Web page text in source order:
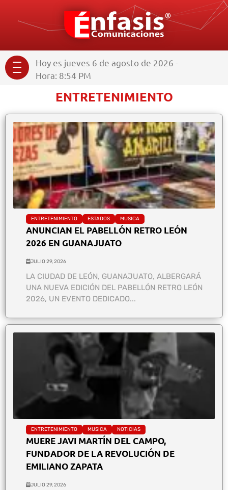
Hoy es jueves 6 de agosto de 2026 -
Hora: 8:54 PM
ENTRETENIMIENTO
ENTRETENIMIENTO ESTADOS MUSICA
ANUNCIAN EL PABELLÓN RETRO LEÓN
2026 EN GUANAJUATO
JULIO 29, 2026
LA CIUDAD DE LEÓN, GUANAJUATO, ALBERGARÁ
UNA NUEVA EDICIÓN DEL PABELLÓN RETRO LEÓN
2026, UN EVENTO DEDICADO...
ENTRETENIMIENTO MUSICA NOTICIAS
MUERE JAVI MARTÍN DEL CAMPO,
FUNDADOR DE LA REVOLUCIÓN DE
EMILIANO ZAPATA
JULIO 29, 2026